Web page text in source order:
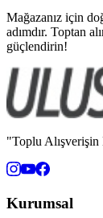
Mağazanız için
adımdır. Toptan
güçlendirin!
"Toplu Alışverişin
Kurumsal